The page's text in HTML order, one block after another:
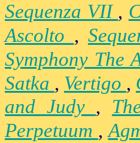
Sequenza VII ,
Ascolto ,
Symphony The
Satka , Vertigo ,
and Judy ,
Perpetuum ,